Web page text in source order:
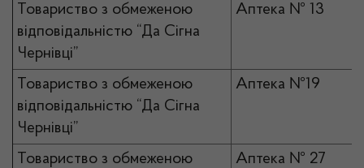
Товариство з обмеженою
відповідальністю “Да Сігна
Чернівці”
Аптека № 13
Товариство з обмеженою
відповідальністю “Да Сігна
Чернівці”
Аптека №19
Товариство з обмеженою
Аптека № 27